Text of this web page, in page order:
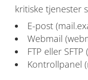
kritiske tjenester
E-post
Webmail
FTP eller
Kontrollpanel